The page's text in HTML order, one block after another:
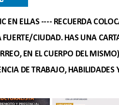
EN ELLAS ---- RECUERDA
CIUDAD. HAS UNA
EN EL CUERPO DEL
DE TRABAJO, HABILIDADES